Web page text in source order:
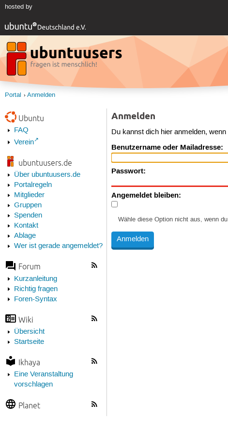
hosted by
Portal Anmelden
Ubuntu
FAQ
Verein
ubuntuusers.de
Über ubuntuusers.de
Portalregeln
Mitglieder
Gruppen
Spenden
Kontakt
Ablage
Wer ist gerade angemeldet?
Forum
Kurzanleitung
Richtig fragen
Foren-Syntax
Wiki
Übersicht
Startseite
Ikhaya
Eine Veranstaltung
vorschlagen
Planet
Anmelden
Du kannst dich hier anmelden, wenn
Benutzername oder Mailadresse:
Passwort:
Angemeldet bleiben:
Wähle diese Option nicht aus, wenn